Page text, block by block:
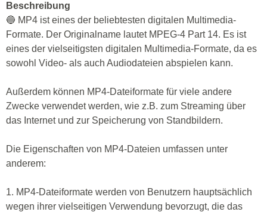
Beschreibung
🔵 MP4 ist eines der beliebtesten digitalen Multimedia-
Formate. Der Originalname lautet MPEG-4 Part 14. Es ist
eines der vielseitigsten digitalen Multimedia-Formate, da es
sowohl Video- als auch Audiodateien abspielen kann.
Außerdem können MP4-Dateiformate für viele andere
Zwecke verwendet werden, wie z.B. zum Streaming über
das Internet und zur Speicherung von Standbildern.
Die Eigenschaften von MP4-Dateien umfassen unter
anderem:
1. MP4-Dateiformate werden von Benutzern hauptsächlich
wegen ihrer vielseitigen Verwendung bevorzugt, die das